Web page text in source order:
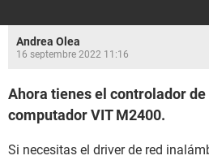
Andrea Olea
16 septembre 2022 11:16
Ahora tienes el controlador
computador VIT M2400.
Si necesitas el driver de red